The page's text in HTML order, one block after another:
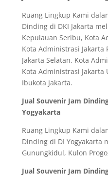
Ruang Lingkup Kami
Dinding di DKI Jakarta
Kepulauan Seribu, Kota
Kota Administrasi Jakarta
Jakarta Selatan, Kota
Kota Administrasi Jakarta
Ibukota Jakarta.
Jual Souvenir Jam
Yogyakarta
Ruang Lingkup Kami
Dinding di DI Yogyakarta
Gunungkidul, Kulon
Jual Souvenir Jam